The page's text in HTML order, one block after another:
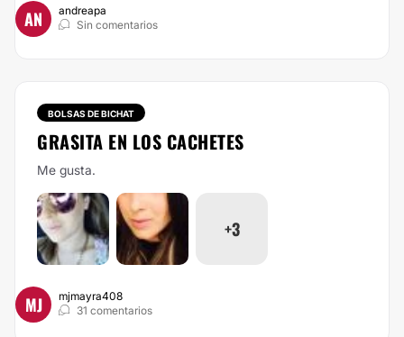
AN
andreapa
Sin comentarios
BOLSAS DE BICHAT
GRASITA EN LOS CACHETES
Me gusta.
+3
MJ
mjmayra408
31 comentarios